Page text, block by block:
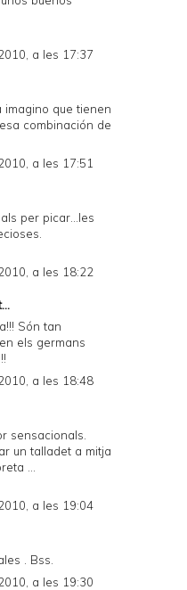
a les 17:37
imagino que tienen
combinación de
a les 17:51
per picar...les
a les 18:22
Són tan
els germans
a les 18:48
sensacionals.
un talladet a mitja
...
a les 19:04
. Bss.
a les 19:30